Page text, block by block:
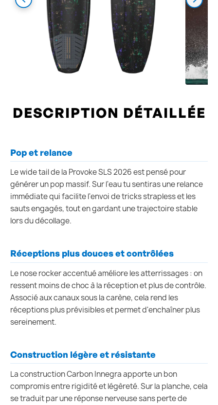
DESCRIPTION DÉTAILLÉE
Pop et relance
Le wide tail de la Provoke SLS 2026 est pensé pour
générer un pop massif. Sur l'eau tu sentiras une relance
immédiate qui facilite l'envoi de tricks strapless et les
sauts engagés, tout en gardant une trajectoire stable
lors du décollage.
Réceptions plus douces et contrôlées
Le nose rocker accentué améliore les atterrissages : on
ressent moins de choc à la réception et plus de contrôle.
Associé aux canaux sous la carène, cela rend les
réceptions plus prévisibles et permet d'enchaîner plus
sereinement.
Construction légère et résistante
La construction Carbon Innegra apporte un bon
compromis entre rigidité et légèreté. Sur la planche, cela
se traduit par une réponse nerveuse sans perte de